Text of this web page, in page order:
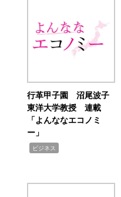
行革甲子園 沼尾波子
東洋大学教授 連載
「よんななエコノミ
ー」
ビジネス